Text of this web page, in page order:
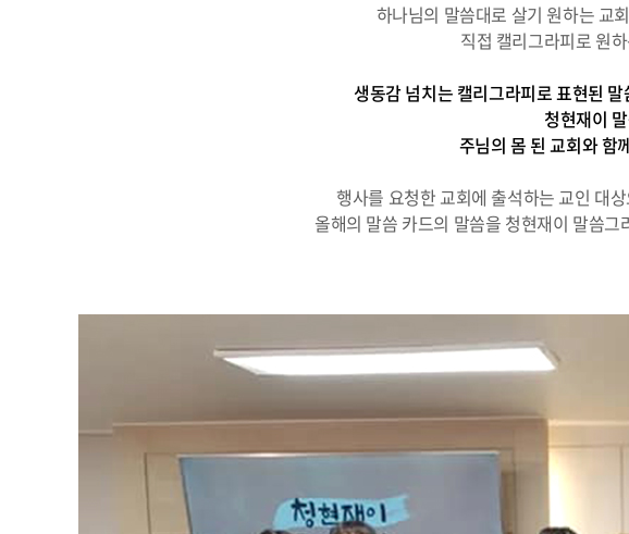
하나님의 말씀대로 살기 원하는 교
직접 캘리그라피로 원
생동감 넘치는 캘리그라피로 표현된
청현재이
주님의 몸 된 교회와 함
행사를 요청한 교회에 출석하는 교인 대
올해의 말씀 카드의 말씀을 청현재이 말씀